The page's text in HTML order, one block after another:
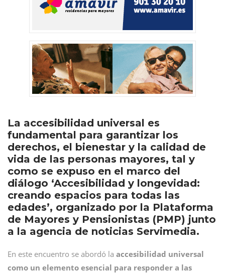
La accesibilidad universal es
fundamental para garantizar los
derechos, el bienestar y la calidad de
vida de las personas mayores, tal y
como se expuso en el marco del
diálogo ‘Accesibilidad y longevidad:
creando espacios para todas las
edades’, organizado por la Plataforma
de Mayores y Pensionistas (PMP) junto
a la agencia de noticias Servimedia.
En este encuentro se abordó la accesibilidad universal
como un elemento esencial para responder a las